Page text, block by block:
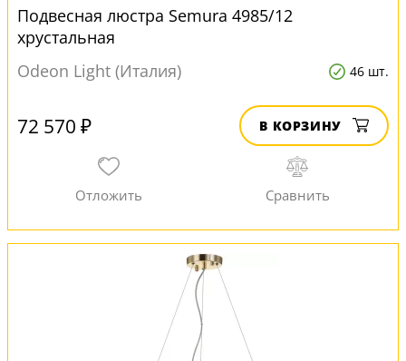
Подвесная люстра Semura 4985/12
хрустальная
Odeon Light (Италия)
46 шт.
72 570 ₽ В КОРЗИНУ